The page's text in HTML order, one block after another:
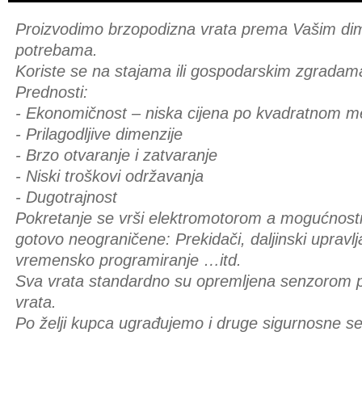
Proizvodimo brzopodizna vrata prema Vašim
potrebama.
Koriste se na stajama ili gospodarskim
Prednosti:
- Ekonomičnost – niska cijena po kvadratnom
- Prilagodljive dimenzije
- Brzo otvaranje i zatvaranje
- Niski troškovi održavanja
- Dugotrajnost
Pokretanje se vrši elektromotorom a
gotovo neograničene: Prekidači, daljinski
vremensko programiranje …itd.
Sva vrata standardno su opremljena senzorom
vrata.
Po želji kupca ugrađujemo i druge sigurnosne